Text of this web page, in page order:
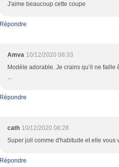
J'aime beaucoup cette coupe
Répondre
Amva 10/12/2020 08:33
Modèle adorable. Je crains qu’il ne
...
Répondre
cath 10/12/2020 08:28
Super joli comme d'habitude et elle vous
Répondre